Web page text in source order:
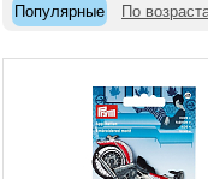
Популярные По